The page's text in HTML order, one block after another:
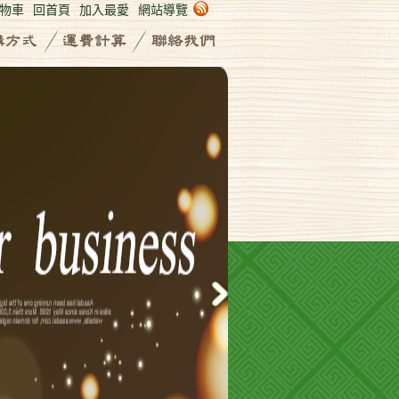
車 回首頁 加入最愛 網站導覽